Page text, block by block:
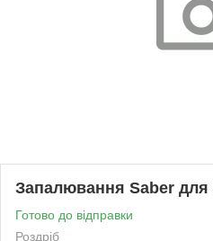
Запалювання Saber для
Готово до відправки
Роздріб